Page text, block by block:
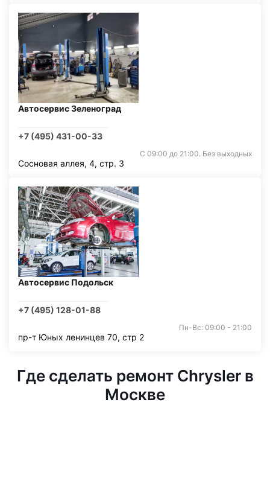
Автосервис Зеленоград
+7 (495) 431-00-33
С 09:00 до 21:00. Без выходных
Сосновая аллея, 4, стр. 3
Автосервис Подольск
+7 (495) 128-01-88
Пн-Вс: 09:00 - 21:00
пр-т Юных ленинцев 70, стр 2
Где сделать ремонт Chrysler в
Москве